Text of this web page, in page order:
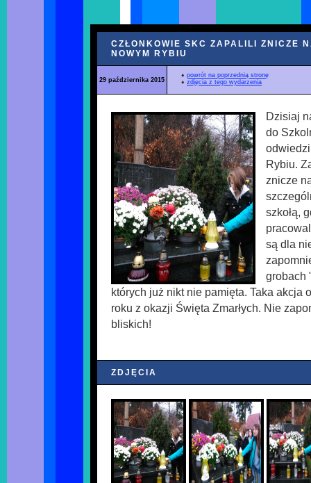
CZŁONKOWIE SKC ZAPALILI ZNICZE
NOWYM RYBIU
29 października 2015
♦ powrót na poprzednią stronę
♦ zdjęcia z tego wydarzenia
Dzisiaj
do
Rybiu.
znicze
szkołą,
są dla
grobach
których już nikt nie pamięta. Taka akcja
roku z okazji Święta Zmarłych. Nie
bliskich!
ZDJĘCIA